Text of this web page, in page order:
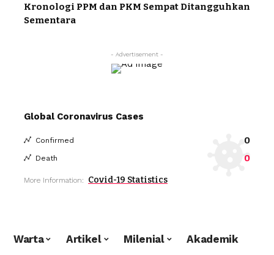
Kronologi PPM dan PKM Sempat Ditangguhkan
Sementara
- Advertisement -
Global Coronavirus Cases
Confirmed 0
Death 0
More Information: Covid-19 Statistics
Warta Artikel Milenial Akademik